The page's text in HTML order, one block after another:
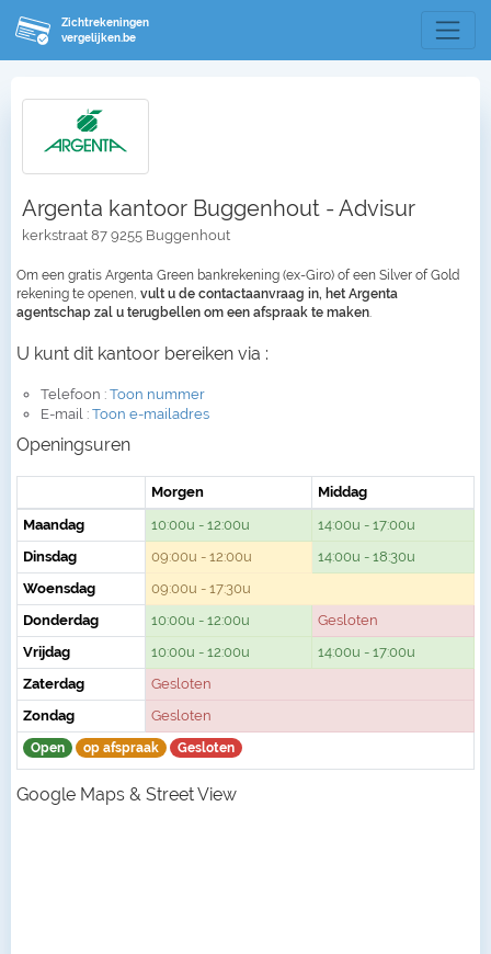
Zichtrekeningen
vergelijken.be
Argenta kantoor Buggenhout - Advisur
kerkstraat 87 9255 Buggenhout
Om een gratis Argenta Green bankrekening (ex-Giro) of een Silver of Gold
rekening te openen, vult u de contactaanvraag in, het Argenta
agentschap zal u terugbellen om een afspraak te maken
U kunt dit kantoor bereiken via :
Telefoon : Toon nummer
E-mail : Toon e-mailadres
Openingsuren
Morgen
Middag
Maandag
10:00u - 12:00u
14:00u - 17:00u
Dinsdag
09:00u - 12:00u
14:00u - 18:30u
Woensdag
09:00u - 17:30u
Donderdag
10:00u - 12:00u
Gesloten
Vrijdag
10:00u - 12:00u
14:00u - 17:00u
Zaterdag
Gesloten
Zondag
Gesloten
Open op afspraak Gesloten
Google Maps & Street View